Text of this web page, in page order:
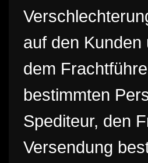
auf den Kunden
dem
bestimmten
Spediteur, den
Versendung